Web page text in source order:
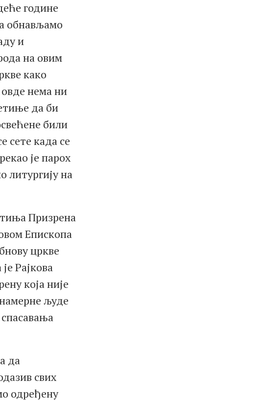
године
обнављамо
и
на овим
како
овде нема ни
да би
били
сете када се
је парох
литургију на
Призрена
Епископа
цркве
Рајкова
која није
људе
да
свих
одређену